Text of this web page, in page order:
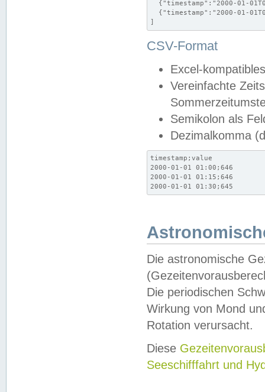
{"timestamp":"2000-01-
{"timestamp":"2000-01-
]
CSV-Format
Excel-
Vereinfachte
Semikolon als
Dezimalkomma
timestamp;value
2000-01-01 01:00;646
2000-01-01 01:15;646
2000-01-01 01:30;645
Die astronomische
Die periodischen
Wirkung von Mond
Rotation verursacht.
Diese
Seeschifffahrt und